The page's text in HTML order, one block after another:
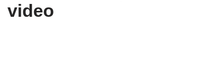
video